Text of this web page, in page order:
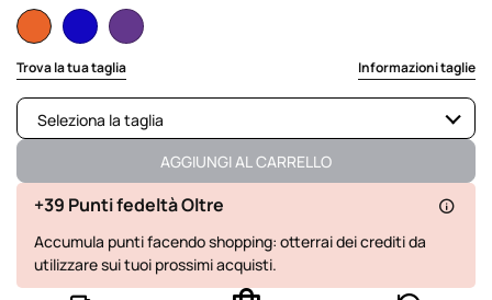
selected
Trova la tua taglia Informazioni taglie
Seleziona la taglia
Non disponibile
Mostra articoli simili
Disponibile
Disponibile
Ultimo disponibile
AGGIUNGI AL CARRELLO
+39 Punti fedeltà Oltre
Accumula punti facendo shopping: otterrai dei crediti da
utilizzare sui tuoi prossimi acquisti.